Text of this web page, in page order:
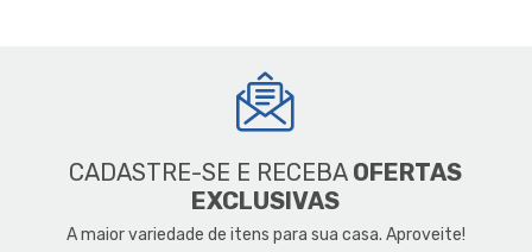
CADASTRE-SE E RECEBA OFERTAS
EXCLUSIVAS
A maior variedade de itens para sua casa. Aproveite!